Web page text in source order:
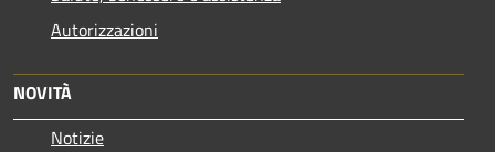
Autorizzazioni
NOVITÀ
Notizie